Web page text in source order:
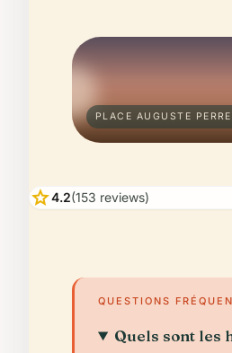
PLACE AUGUSTE
star4.2(153 reviews)
QUESTIONS
Quels sont les